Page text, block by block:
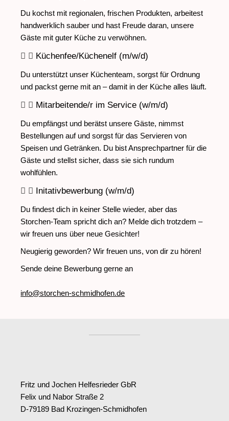
Du kochst mit regionalen, frischen Produkten, arbeitest
handwerklich sauber und hast Freude daran, unsere
Gäste mit guter Küche zu verwöhnen.
Küchenfee/Küchenelf (m/w/d)
Du unterstützt unser Küchenteam, sorgst für Ordnung
und packst gerne mit an – damit in der Küche alles läuft.
Mitarbeitende/r im Service (w/m/d)
Du empfängst und berätst unsere Gäste, nimmst
Bestellungen auf und sorgst für das Servieren von
Speisen und Getränken. Du bist Ansprechpartner für die
Gäste und stellst sicher, dass sie sich rundum
wohlfühlen.
Initativbewerbung (w/m/d)
Du findest dich in keiner Stelle wieder, aber das
Storchen-Team spricht dich an? Melde dich trotzdem –
wir freuen uns über neue Gesichter!
Neugierig geworden? Wir freuen uns, von dir zu hören!
Sende deine Bewerbung gerne an
info@storchen-schmidhofen.de
Fritz und Jochen Helfesrieder GbR
Felix und Nabor Straße 2
D-79189 Bad Krozingen-Schmidhofen